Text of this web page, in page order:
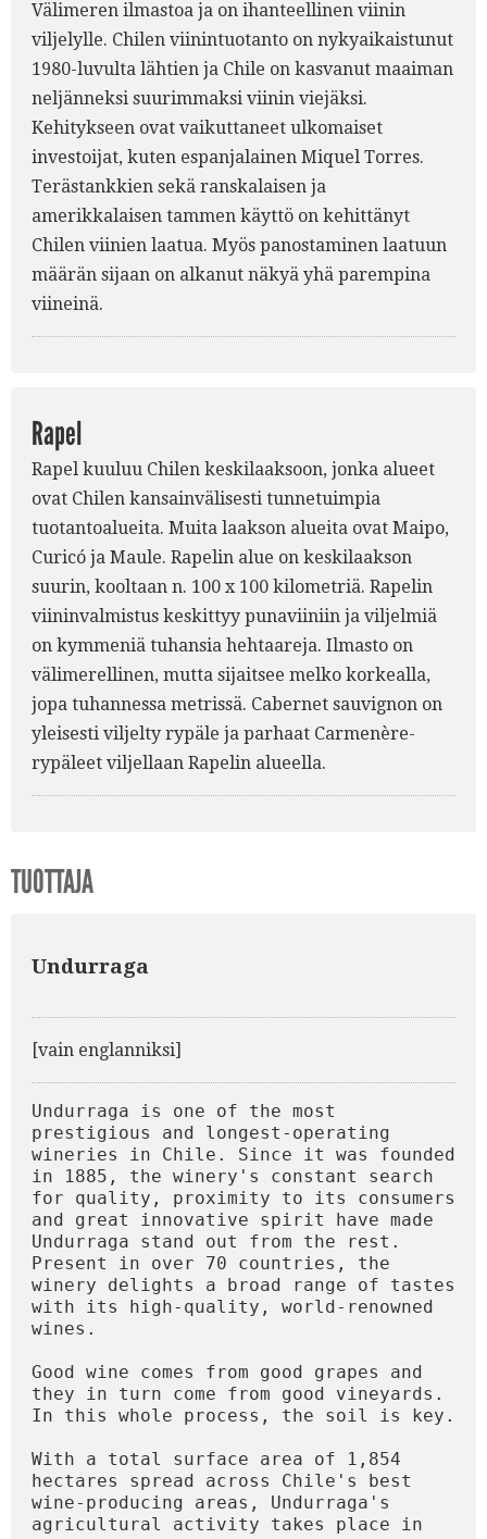
Välimeren ilmastoa ja on ihanteellinen viinin
viljelylle. Chilen viinintuotanto on nykyaikaistunut
1980-luvulta lähtien ja Chile on kasvanut maaiman
neljänneksi suurimmaksi viinin viejäksi.
Kehitykseen ovat vaikuttaneet ulkomaiset
investoijat, kuten espanjalainen Miquel Torres.
Terästankkien sekä ranskalaisen ja
amerikkalaisen tammen käyttö on kehittänyt
Chilen viinien laatua. Myös panostaminen laatuun
määrän sijaan on alkanut näkyä yhä parempina
viineinä.
Rapel
Rapel kuuluu Chilen keskilaaksoon, jonka alueet
ovat Chilen kansainvälisesti tunnetuimpia
tuotantoalueita. Muita laakson alueita ovat Maipo,
Curicó ja Maule. Rapelin alue on keskilaakson
suurin, kooltaan n. 100 x 100 kilometriä. Rapelin
viininvalmistus keskittyy punaviiniin ja viljelmiä
on kymmeniä tuhansia hehtaareja. Ilmasto on
välimerellinen, mutta sijaitsee melko korkealla,
jopa tuhannessa metrissä. Cabernet sauvignon on
yleisesti viljelty rypäle ja parhaat Carmenère-
rypäleet viljellaan Rapelin alueella.
TUOTTAJA
Undurraga
[vain englanniksi]
Undurraga is one of the most
prestigious and longest-operating
wineries in Chile. Since it was founded
in 1885, the winery's constant search
for quality, proximity to its consumers
and great innovative spirit have made
Undurraga stand out from the rest.
Present in over 70 countries, the
winery delights a broad range of tastes
with its high-quality, world-renowned
wines.
Good wine comes from good grapes and
they in turn come from good vineyards.
In this whole process, the soil is key.
With a total surface area of 1,854
hectares spread across Chile's best
wine-producing areas, Undurraga's
agricultural activity takes place in